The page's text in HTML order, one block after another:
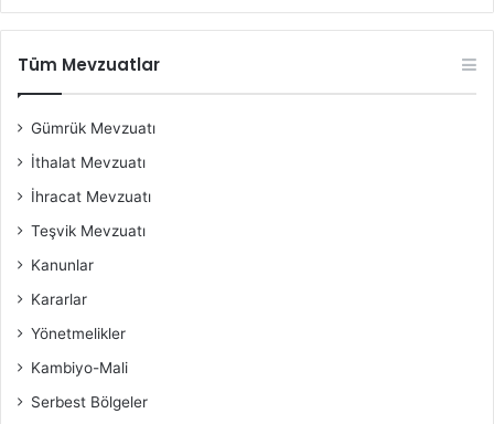
Tüm Mevzuatlar
Gümrük Mevzuatı
İthalat Mevzuatı
İhracat Mevzuatı
Teşvik Mevzuatı
Kanunlar
Kararlar
Yönetmelikler
Kambiyo-Mali
Serbest Bölgeler